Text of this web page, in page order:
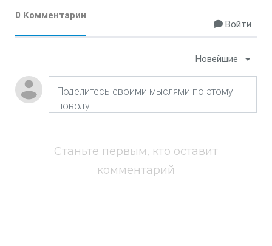
0 Комментарии
Войти
Новейшие
Станьте первым, кто оставит
комментарий